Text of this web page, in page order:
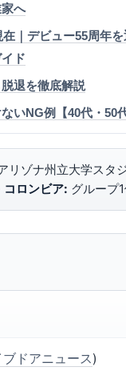
へ
在｜デビュー55周年
ド
退を徹底解説
いNG例【40代・50
リゾナ州立大学スタ
コロンビア: グループ
ブドアニュース )